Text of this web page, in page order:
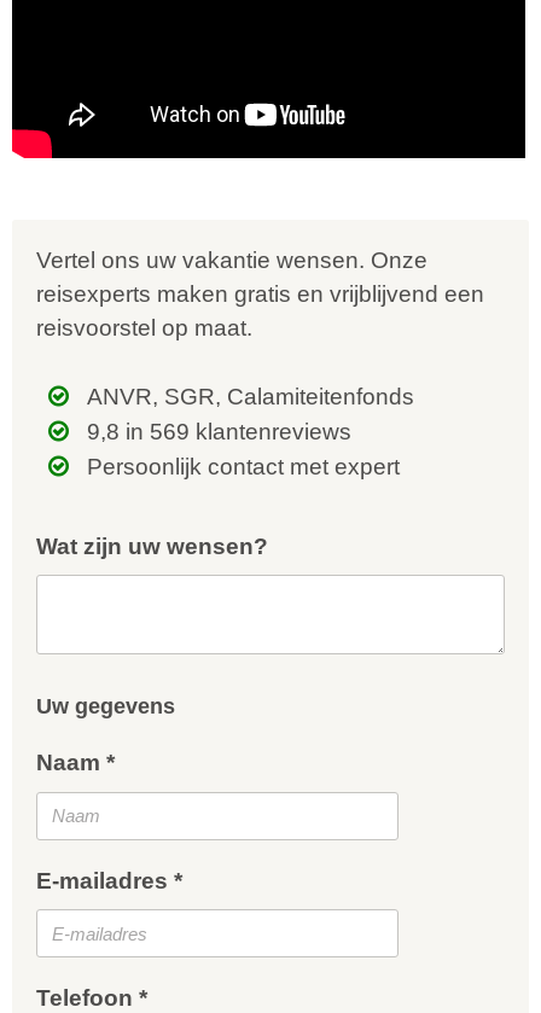
Vertel ons uw vakantie wensen. Onze
reisexperts maken gratis en vrijblijvend een
reisvoorstel op maat.
ANVR, SGR, Calamiteitenfonds
9,8 in 569 klantenreviews
Persoonlijk contact met expert
Wat zijn uw wensen?
Uw gegevens
Naam *
E-mailadres *
Telefoon *